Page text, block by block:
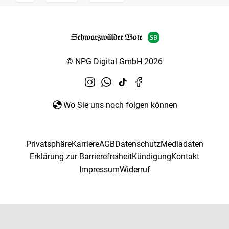
© NPG Digital GmbH 2026
Wo Sie uns noch folgen können
PrivatsphäreKarriereAGBDatenschutzMediadaten
Erklärung zur BarrierefreiheitKündigungKontakt
ImpressumWiderruf